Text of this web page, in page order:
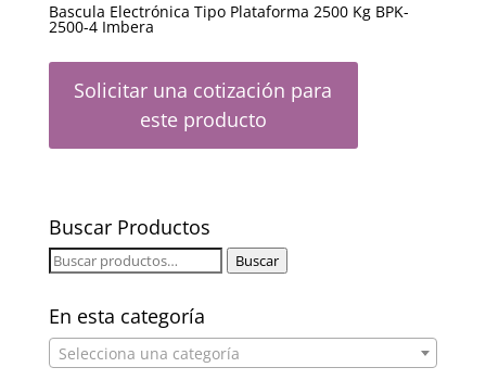
Bascula Electrónica Tipo Plataforma 2500 Kg BPK-
2500-4 Imbera
Solicitar una cotización para
este producto
Buscar Productos
Buscar
Buscar
En esta categoría
Selecciona una categoría